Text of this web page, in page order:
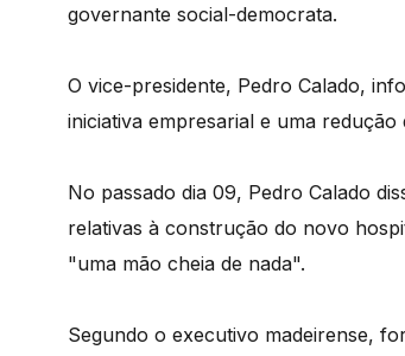
governante social-democrata.
O vice-presidente, Pedro Calado,
iniciativa empresarial e uma
No passado dia 09, Pedro Calado
relativas à construção do novo
"uma mão cheia de nada".
Segundo o executivo madeirense,